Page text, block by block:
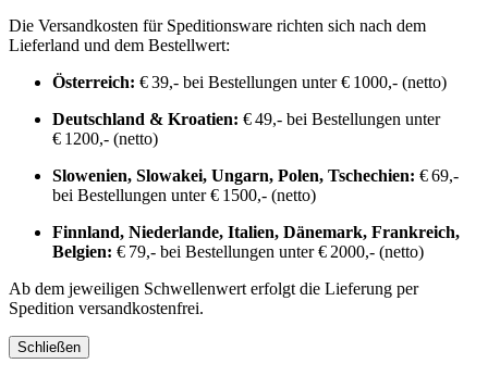
Die Versandkosten für Speditionsware richten sich nach dem
Lieferland und dem Bestellwert:
Österreich: € 39,- bei Bestellungen unter € 1000,- (netto)
Deutschland & Kroatien: € 49,- bei Bestellungen unter
€ 1200,- (netto)
Slowenien, Slowakei, Ungarn, Polen, Tschechien: € 69,-
bei Bestellungen unter € 1500,- (netto)
Finnland, Niederlande, Italien, Dänemark, Frankreich,
Belgien: € 79,- bei Bestellungen unter € 2000,- (netto)
Ab dem jeweiligen Schwellenwert erfolgt die Lieferung per
Spedition versandkostenfrei.
Schließen